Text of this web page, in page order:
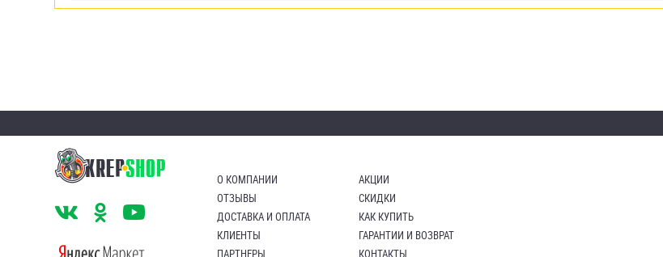
О КОМПАНИИ
ОТЗЫВЫ
ДОСТАВКА И ОПЛАТА
КЛИЕНТЫ
ПАРТНЕРЫ
АКЦИИ
СКИДКИ
КАК КУПИТЬ
ГАРАНТИИ И ВОЗВРАТ
КОНТАКТЫ